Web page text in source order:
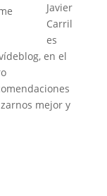
Javier
Carril
es
en el
mejor y